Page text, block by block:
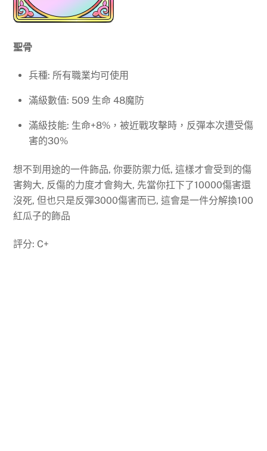
聖骨
兵種: 所有職業均可使用
滿級數值: 509 生命 48魔防
滿級技能: 生命+8%，被近戰攻擊時，反彈本次遭受傷
害的30%
想不到用途的一件飾品, 你要防禦力低, 這樣才會受到的傷
害夠大, 反傷的力度才會夠大, 先當你扛下了10000傷害還
沒死, 但也只是反彈3000傷害而已, 這會是一件分解換100
紅瓜子的飾品
評分: C+